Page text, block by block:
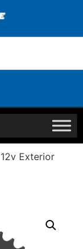
Exterior